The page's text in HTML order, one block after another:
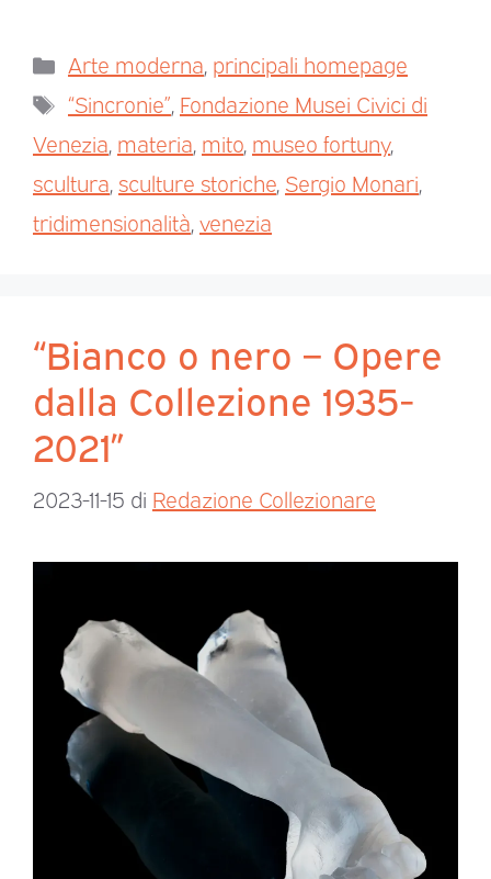
Arte moderna principali homepage
“Sincronie” Fondazione Musei Civici di
Venezia materia mito museo fortuny,
scultura sculture storiche Sergio Monari
tridimensionalità venezia
“Bianco o nero – Opere
dalla Collezione 1935-
2021”
2023-11-15 di Redazione Collezionare